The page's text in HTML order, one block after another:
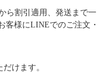
ら割引適用、発送まで一
客様にLINEでのご注文・
けます。